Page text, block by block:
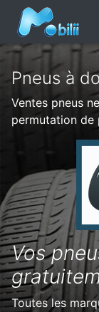
Pneus à
Ventes pneus
permutation de
Vos
Toutes les